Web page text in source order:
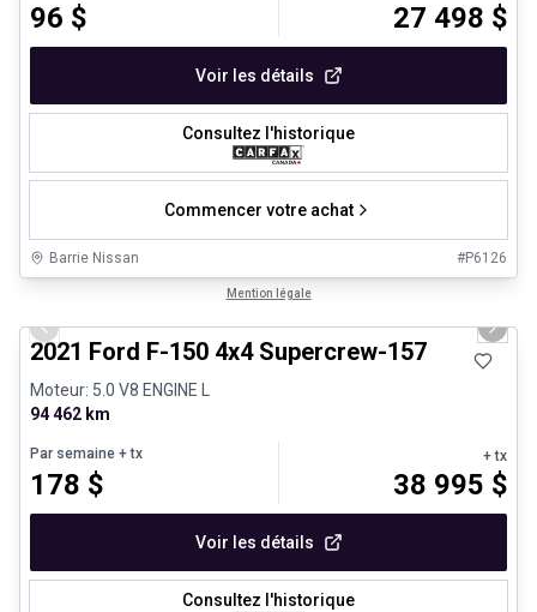
96 $ 27 498 $
Voir les détails
Consultez l'historique
Commencer votre achat
Barrie Nissan #P6126
Mention légale
Previous slide Next
2021 Ford F-150 4x4 Supercrew-157
Moteur: 5.0 V8 ENGINE L
94 462 km
Par semaine + tx
178 $
+ tx
38 995 $
Voir les détails
Consultez l'historique